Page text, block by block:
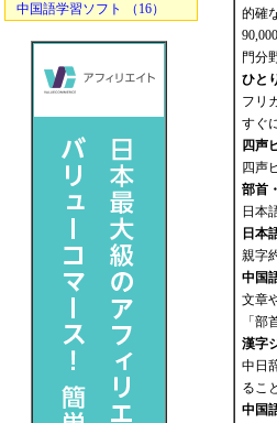
中国語学習ソフト （16）
的確
門分
ひと
フリ
すぐ
四声
四声
部首
日本
日本
親字
中国
文章
「
漢字
中日
るこ
中国